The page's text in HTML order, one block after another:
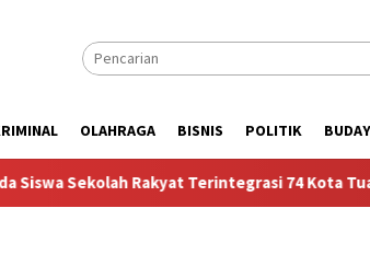
OLAHRAGA BISNIS POLITIK
Terintegrasi 74 Kota Tual Ruas